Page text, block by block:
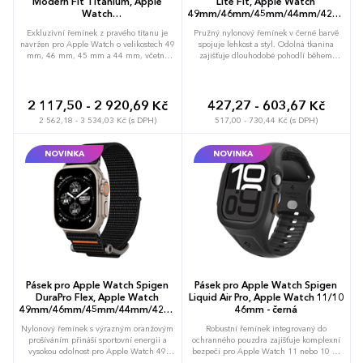
Modern Fit Titanium, Apple
Watch
titanová
Exkluzivní řemínek z pravého titanu je
navržen pro Apple Watch o velikostech 49
mm, 46 mm, 45 mm a 44 mm, včetně
zajišťuje komfortní pocit i při celodenním
používání bez nadměrného zatěžování
ruky. Zapadá přesně do drážek hodinek a
který vizuálně sjednocuje tělo zařízení s
tahem. Kovová spona garantuje pevné
uzavření v rozmezí obvodu 140 až 215
mm, přičemž přirozeně odolává korozi a
poškrábání v náročných podmínkách.
Možnost brandingu: Produkt lze opatřit
potiskem dle vašich požadavků. Rádi vám
doporučíme nejvhodnější technologii
potisku s ohledem na design i váš
rozpočet.
2 117,50 - 2 920,69 Kč
2 562,18 - 3 534,03 Kč (s DPH)
Lite Fit, Apple Watch
49mm/46mm/45mm/44mm/42mm
Pružný nylonový řemínek v černé barvě
spojuje lehkost a styl. Odolná tkanina
zajišťuje dlouhodobé pohodlí během
pro bleskové nastavení délky. Instalaci
usnadňuje přesně padnoucí adaptér, který
zaručuje bezpečné spojení s Apple Watch
brandingu: Produkt lze opatřit potiskem
dle vašich požadavků. Rádi vám
doporučíme nejvhodnější technologii
potisku s ohledem na design i váš
rozpočet.
427,27 - 603,67 Kč
517,00 - 730,44 Kč (s DPH)
NOVINKA
Pásek pro Apple Watch Spigen
DuraPro Flex, Apple Watch
49mm/46mm/45mm/44mm/42mm
Nylonový řemínek s výrazným oranžovým
prošíváním přináší sportovní energii a
vysokou odolnost pro Apple Watch 49
NOVINKA
Pásek pro Apple Watch Spigen
Liquid Air Pro, Apple Watch 11/10
46mm - černá
Robustní řemínek integrovaný do
ochranného pouzdra zajišťuje komplexní
bezpečí pro Apple Watch 11 nebo 10 ve